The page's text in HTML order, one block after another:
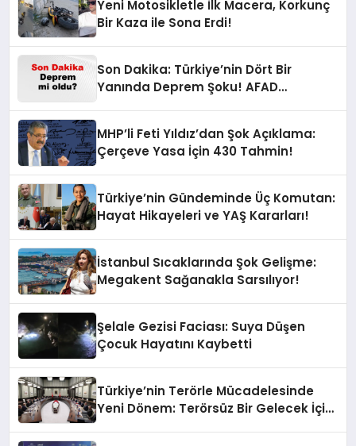
Yeni Motosikletle İlk Macera, Korkunç
Bir Kaza ile Sona Erdi!
Son Dakika: Türkiye’nin Dört Bir
Yanında Deprem Şoku! AFAD
MHP’li Feti Yıldız’dan Şok Açıklama:
Çerçeve Yasa İçin 430 Tahmin!
Türkiye’nin Gündeminde Üç Komutan:
Hayat Hikayeleri ve YAŞ Kararları!
İstanbul Sıcaklarında Şok Gelişme:
Megakent Sağanakla Sarsılıyor!
Şelale Gezisi Faciası: Suya Düşen
Çocuk Hayatını Kaybetti
Türkiye’nin Terörle Mücadelesinde
Yeni Dönem: Terörsüz Bir Gelecek İçin